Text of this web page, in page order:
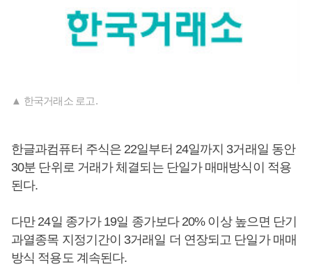
▲ 한국거래소 로고.
한글과컴퓨터 주식은 22일부터 24일까지 3거래일 동안
30분 단위로 거래가 체결되는 단일가 매매방식이 적용
된다.
다만 24일 종가가 19일 종가보다 20% 이상 높으면 단기
과열종목 지정기간이 3거래일 더 연장되고 단일가 매매
방식 적용도 계속된다.